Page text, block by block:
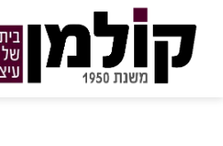
content